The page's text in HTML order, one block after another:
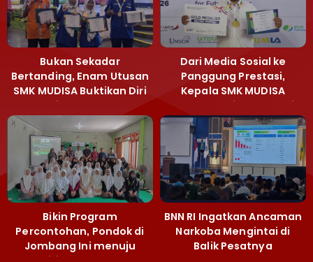
Bukan Sekadar
Bertanding, Enam Utusan
SMK MUDISA Buktikan Diri
di MEA 2026
Dari Media Sosial ke
Panggung Prestasi,
Kepala SMK MUDISA
Irvandy Andriansyah Raih
Emas MEA 2026
Bikin Program
Percontohan, Pondok di
Jombang Ini menuju
BNN RI Ingatkan Ancaman
Narkoba Mengintai di
Balik Pesatnya